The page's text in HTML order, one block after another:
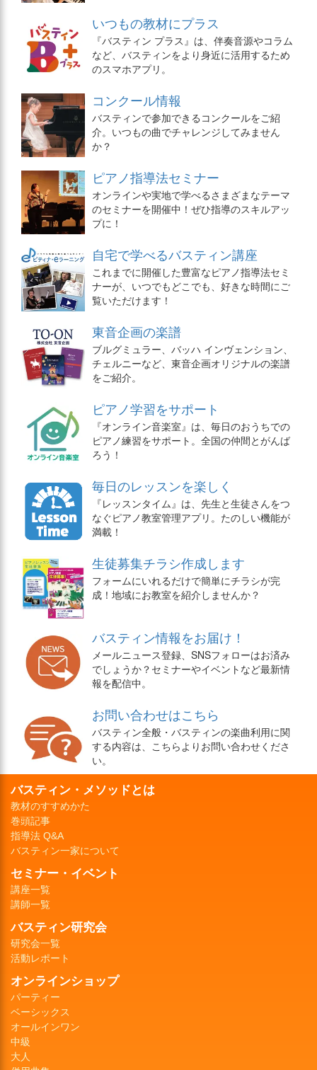
いつもの教材にプラス
『バスティン プラス』は、伴奏音源やコラム
など、バスティンをより身近に活用するため
のスマホアプリ。
コンクール情報
バスティンで参加できるコンクールをご紹
介。いつもの曲でチャレンジしてみません
か？
ピアノ指導法セミナー
オンラインや実地で学べるさまざまなテーマ
のセミナーを開催中！ぜひ指導のスキルアッ
プに！
自宅で学べるバスティン講座
これまでに開催した豊富なピアノ指導法セミ
ナーが、いつでもどこでも、好きな時間にご
覧いただけます！
東音企画の楽譜
ブルグミュラー、バッハ インヴェンション、
チェルニーなど、東音企画オリジナルの楽譜
をご紹介。
ピアノ学習をサポート
『オンライン音楽室』は、毎日のおうちでの
ピアノ練習をサポート。全国の仲間とがんば
ろう！
毎日のレッスンを楽しく
『レッスンタイム』は、先生と生徒さんをつ
なぐピアノ教室管理アプリ。たのしい機能が
満載！
生徒募集チラシ作成します
フォームにいれるだけで簡単にチラシが完
成！地域にお教室を紹介しませんか？
バスティン情報をお届け！
メールニュース登録、SNSフォローはお済み
でしょうか？セミナーやイベントなど最新情
報を配信中。
お問い合わせはこちら
バスティン全般・バスティンの楽曲利用に関
する内容は、こちらよりお問い合わせくださ
い。
バスティン・メソッドとは
教材のすすめかた
巻頭記事
指導法 Q&A
バスティン一家について
セミナー・イベント
講座一覧
講師一覧
バスティン研究会
研究会一覧
活動レポート
オンラインショップ
パーティー
ベーシックス
オールインワン
中級
大人